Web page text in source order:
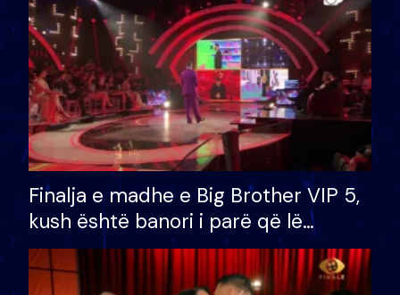
Finalja e madhe e Big Brother VIP 5,
kush është banori i parë që lë
shtëpinë dhe humb mundësinë për
të fituar çmimin e madh